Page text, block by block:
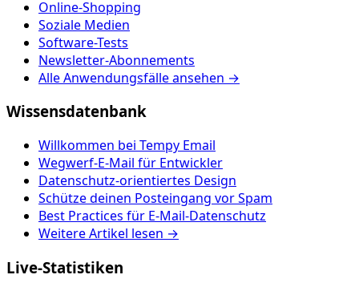
Online-Shopping
Soziale Medien
Software-Tests
Newsletter-Abonnements
Alle Anwendungsfälle ansehen →
Wissensdatenbank
Willkommen bei Tempy Email
Wegwerf-E-Mail für Entwickler
Datenschutz-orientiertes Design
Schütze deinen Posteingang vor Spam
Best Practices für E-Mail-Datenschutz
Weitere Artikel lesen →
Live-Statistiken